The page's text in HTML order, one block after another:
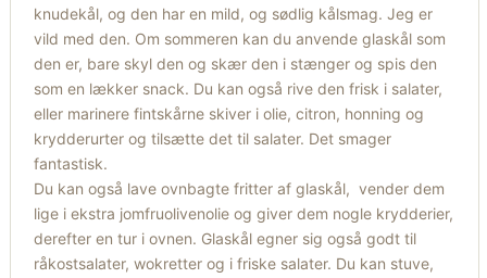
knudekål, og den har en mild, og sødlig kålsmag. Jeg er
vild med den. Om sommeren kan du anvende glaskål som
den er, bare skyl den og skær den i stænger og spis den
som en lækker snack. Du kan også rive den frisk i salater,
eller marinere fintskårne skiver i olie, citron, honning og
krydderurter og tilsætte det til salater. Det smager
fantastisk.
Du kan også lave ovnbagte fritter af glaskål, vender dem
lige i ekstra jomfruolivenolie og giver dem nogle krydderier,
derefter en tur i ovnen. Glaskål egner sig også godt til
råkostsalater, wokretter og i friske salater. Du kan stuve,